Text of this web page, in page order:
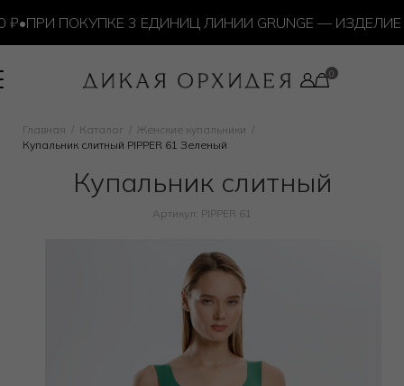
• ПРИ ПОКУПКЕ 3 ЕДИНИЦ ЛИНИИ GRUNGE —
Главная Каталог
Женские купальники
Купальник слитный PIPPER 61 Зеленый
Купальник слитный
Артикул: PIPPER 61